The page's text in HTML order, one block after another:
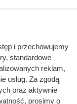
i przechowujemy
standardowe
reklam,
usług. Za zgodą
oraz aktywnie
prosimy o